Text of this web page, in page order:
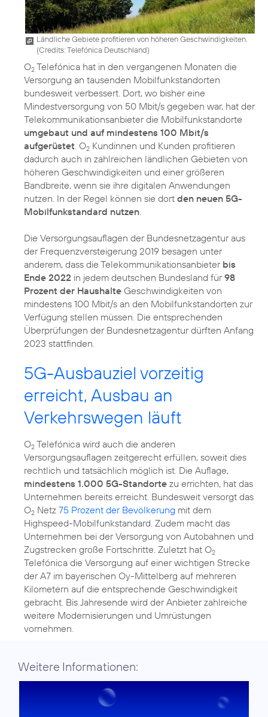
Ländliche Gebiete profitieren von höheren Geschwindigkeiten.
(Credits: Telefónica Deutschland)
O2 Telefónica hat in den vergangenen Monaten die
Versorgung an tausenden Mobilfunkstandorten
bundesweit verbessert. Dort, wo bisher eine
Mindestversorgung von 50 Mbit/s gegeben war, hat der
Telekommunikationsanbieter die Mobilfunkstandorte
umgebaut und auf mindestens 100 Mbit/s
aufgerüstet. O2 Kundinnen und Kunden profitieren
dadurch auch in zahlreichen ländlichen Gebieten von
höheren Geschwindigkeiten und einer größeren
Bandbreite, wenn sie ihre digitalen Anwendungen
nutzen. In der Regel können sie dort den neuen 5G-
Mobilfunkstandard nutzen.
Die Versorgungsauflagen der Bundesnetzagentur aus
der Frequenzversteigerung 2019 besagen unter
anderem, dass die Telekommunikationsanbieter bis
Ende 2022 in jedem deutschen Bundesland für98
Prozent der Haushalte Geschwindigkeiten von
mindestens 100 Mbit/s an den Mobilfunkstandorten zur
Verfügung stellen müssen. Die entsprechenden
Überprüfungen der Bundesnetzagentur dürften Anfang
2023 stattfinden.
5G-Ausbauziel vorzeitig
erreicht, Ausbau an
Verkehrswegen läuft
O2 Telefónica wird auch die anderen
Versorgungsauflagen zeitgerecht erfüllen, soweit dies
rechtlich und tatsächlich möglich ist. Die Auflage,
mindestens 1.000 5G-Standorte zu errichten, hat das
Unternehmen bereits erreicht. Bundesweit versorgt das
O2 Netz 75 Prozent der Bevölkerung mit dem
Highspeed-Mobilfunkstandard. Zudem macht das
Unternehmen bei der Versorgung von Autobahnen und
Zugstrecken große Fortschritte. Zuletzt hat O2
Telefónica die Versorgung auf einer wichtigen Strecke
der A7 im bayerischen Oy-Mittelberg auf mehreren
Kilometern auf die entsprechende Geschwindigkeit
gebracht. Bis Jahresende wird der Anbieter zahlreiche
weitere Modernisierungen und Umrüstungen
vornehmen.
Weitere Informationen: